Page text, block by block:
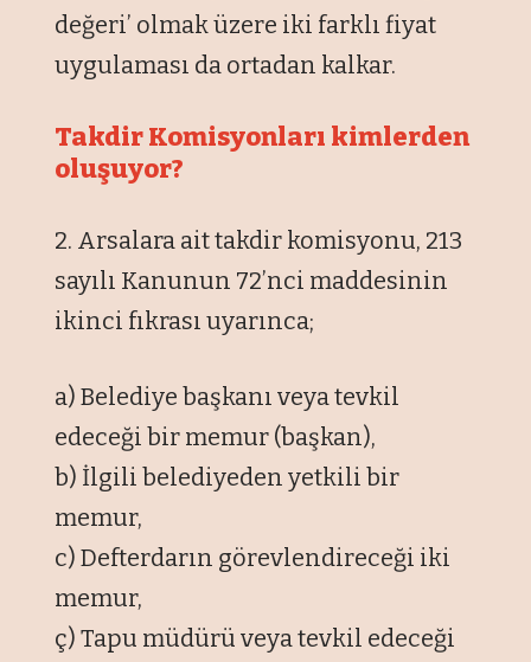
değeri’ olmak üzere iki farklı fiyat
uygulaması da ortadan kalkar.
Takdir Komisyonları kimlerden
oluşuyor?
2. Arsalara ait takdir komisyonu, 213
sayılı Kanunun 72’nci maddesinin
ikinci fıkrası uyarınca;
a) Belediye başkanı veya tevkil
edeceği bir memur (başkan),
b) İlgili belediyeden yetkili bir
memur,
c) Defterdarın görevlendireceği iki
memur,
ç) Tapu müdürü veya tevkil edeceği